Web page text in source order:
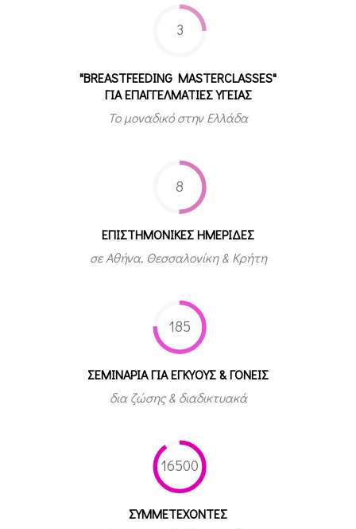
3
"BREASTFEEDING MASTERCLASSES"
ΓΙΑ ΕΠΑΓΓΕΛΜΑΤΙΕΣ ΥΓΕΙΑΣ
Το μοναδικό στην Ελλάδα
8
ΕΠΙΣΤΗΜΟΝΙΚΕΣ ΗΜΕΡΙΔΕΣ
σε Αθήνα, Θεσσαλονίκη & Κρήτη
185
ΣΕΜΙΝΑΡΙΑ ΓΙΑ ΕΓΚΥΟΥΣ & ΓΟΝΕΙΣ
δια ζώσης & διαδικτυακά
16500
ΣΥΜΜΕΤEΧΟΝΤΕΣ